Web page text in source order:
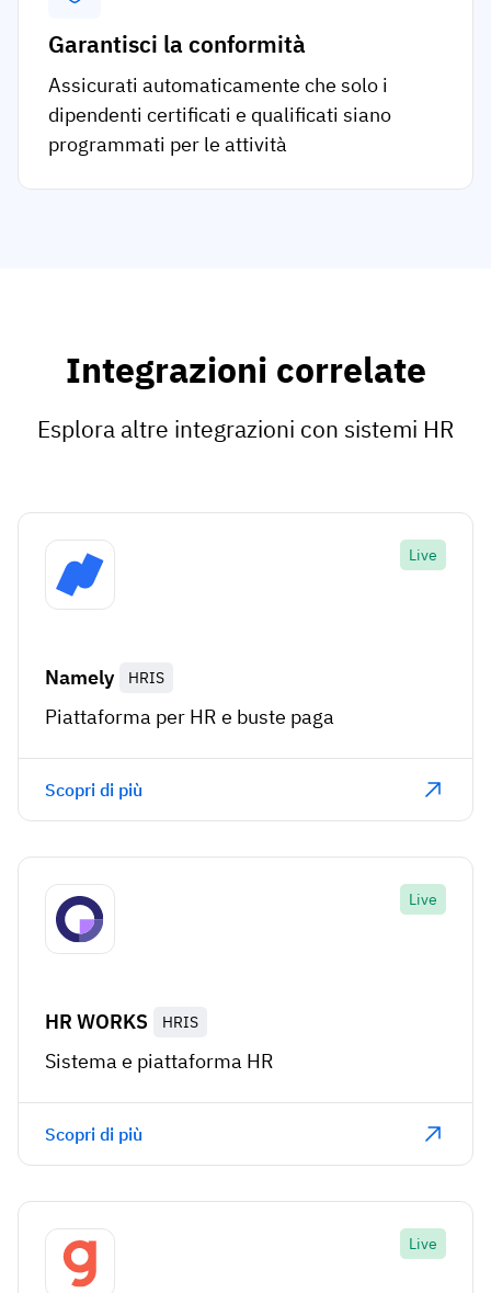
Garantisci la conformità
Assicurati automaticamente che solo i
dipendenti certificati e qualificati siano
programmati per le attività
Integrazioni correlate
Esplora altre integrazioni con sistemi HR
Live
Namely HRIS
Piattaforma per HR e buste paga
Scopri di più
Live
HR WORKS HRIS
Sistema e piattaforma HR
Scopri di più
Live